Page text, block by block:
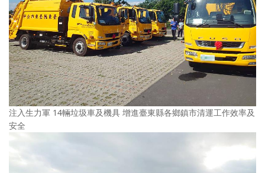
注入生力軍 14輛垃圾車及機具 增進臺東縣各鄉鎮市清運工作效率及
安全